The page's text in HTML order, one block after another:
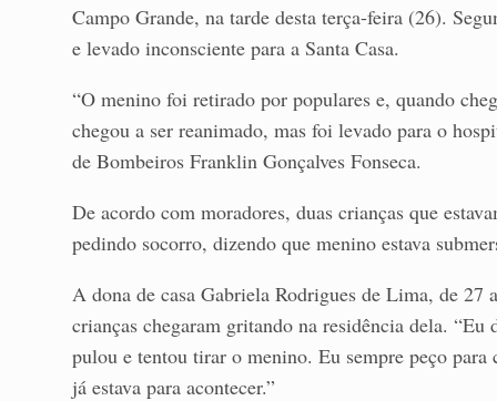
Campo Grande, na tarde desta terça-feira (26).
e levado inconsciente para a Santa Casa.
“O menino foi retirado por populares e, quando
chegou a ser reanimado, mas foi levado para o
de Bombeiros Franklin Gonçalves Fonseca.
De acordo com moradores, duas crianças que
pedindo socorro, dizendo que menino estava
A dona de casa Gabriela Rodrigues de Lima, de
crianças chegaram gritando na residência dela.
pulou e tentou tirar o menino. Eu sempre peço
já estava para acontecer.”